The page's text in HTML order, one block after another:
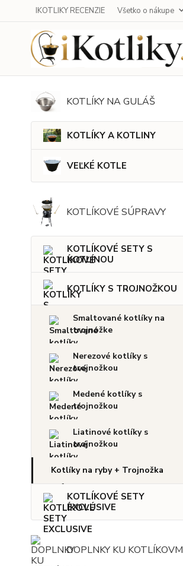
IKOTLIKY RECENZIE Všetko o nákupe
KOTLÍKY NA GULÁŠ
KOTLÍKY A KOTLINY
VEĽKÉ KOTLE
KOTLÍKOVÉ SÚPRAVY
KOTLÍKOVÉ SETY S
KOTLINOU
KOTLÍKY S TROJNOŽKOU
Smaltované kotlíky na
trojnožke
Nerezové kotlíky s
trojnožkou
Medené kotlíky s
trojnožkou
Liatinové kotlíky s
trojnožkou
Kotlíky na ryby + Trojnožka
KOTLÍKOVÉ SETY
EXCLUSIVE
DOPLNKY KU KOTLÍKOVM